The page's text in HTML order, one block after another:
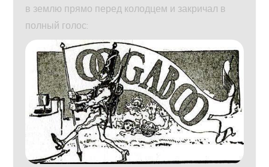
в землю прямо перед колодцем и закричал в
полный голос: